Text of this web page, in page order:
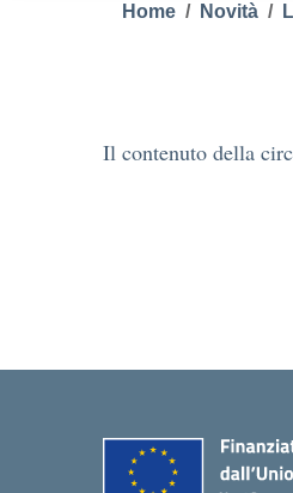
Home Novità
Il contenuto della